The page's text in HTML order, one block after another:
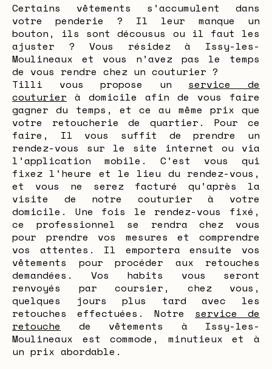
Certains vêtements s’accumulent dans
votre penderie ? Il leur manque un
bouton, ils sont décousus ou il faut les
ajuster ? Vous résidez à Issy-les-
Moulineaux et vous n’avez pas le temps
de vous rendre chez un couturier ?
Tilli vous propose un service de
couturier à domicile afin de vous faire
gagner du temps, et ce au même prix que
votre retoucherie de quartier. Pour ce
faire, Il vous suffit de prendre un
rendez-vous sur le site internet ou via
l’application mobile. C’est vous qui
fixez l’heure et le lieu du rendez-vous,
et vous ne serez facturé qu’après la
visite de notre couturier à votre
domicile. Une fois le rendez-vous fixé,
ce professionnel se rendra chez vous
pour prendre vos mesures et comprendre
vos attentes. Il emportera ensuite vos
vêtements pour procéder aux retouches
demandées. Vos habits vous seront
renvoyés par coursier, chez vous,
quelques jours plus tard avec les
retouches effectuées. Notre service de
retouche de vêtements à Issy-les-
Moulineaux est commode, minutieux et à
un prix abordable.